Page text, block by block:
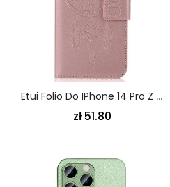
Etui Folio Do IPhone 14 Pro Z Łańcuch Łapacz Snów Sowa Z Paskiem
zł 51.80